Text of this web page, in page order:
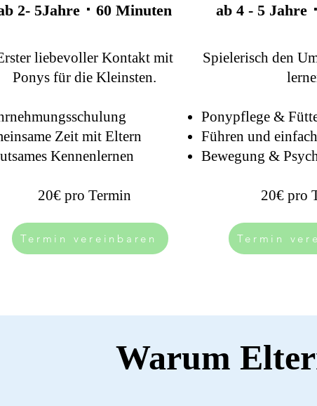
2- 5Jahre ･ 60 Minuten
liebevoller Kontakt mit
Ponys für die Kleinsten.
Zeit mit Eltern
Kennenlernen
20€ pro Termin
Termin vereinbaren
ab 4 - 5 Jahre
Spielerisch den
Ponypflege &
Führen und
Bewegung &
20€ pro
Termin
Warum